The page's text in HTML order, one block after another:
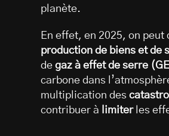
planète.
En effet, en 2025, on
production de biens et de
de gaz à effet de serre
carbone dans
multiplication des
contribuer à
limiterles